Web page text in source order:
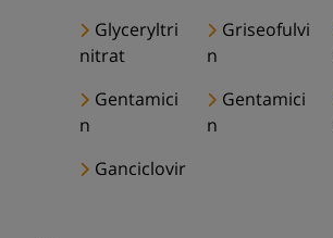
Glyceryltri
nitrat
Griseofulvi
n
Gentamici
n
Gentamici
n
Ganciclovir